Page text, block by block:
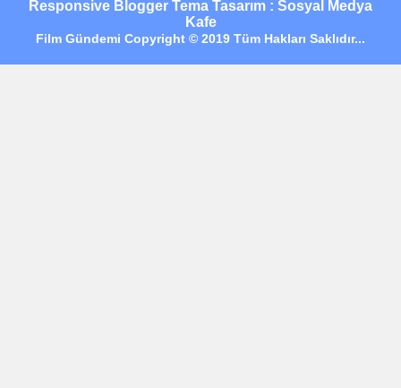
Responsive Blogger Tema Tasarım : Sosyal Medya
Kafe
Film Gündemi Copyright © 2019 Tüm Hakları Saklıdır...